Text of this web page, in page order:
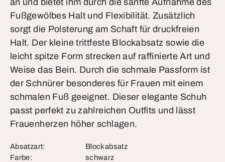
an und bietet ihm durch die sanfte Aufnahme des
Fußgewölbes Halt und Flexibilität. Zusätzlich
sorgt die Polsterung am Schaft für druckfreien
Halt. Der kleine trittfeste Blockabsatz sowie die
leicht spitze Form strecken auf raffinierte Art und
Weise das Bein. Durch die schmale Passform ist
der Schnürer besonderes für Frauen mit einem
schmalen Fuß geeignet. Dieser elegante Schuh
passt perfekt zu zahlreichen Outfits und lässt
Frauenherzen höher schlagen.
Absatzart:
Blockabsatz
Farbe:
schwarz